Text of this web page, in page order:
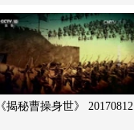
《揭秘曹操身世》 20170812